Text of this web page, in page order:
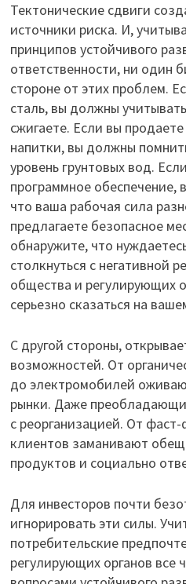
Тектонические сдвиги
источники риска. И,
принципов устойчивого
ответственности, ни один
стороне от этих проблем.
сталь, вы должны
сжигаете. Если вы
напитки, вы должны
уровень грунтовых вод.
программное обеспечение,
что ваша рабочая сила
предлагаете безопасное
обнаружите, что
столкнуться с негативной
общества и регулирующих
серьезно сказаться на
С другой стороны,
возможностей. От
до электромобилей
рынки. Даже
с реорганизацией. От
клиентов заманивают
продуктов и социально
Для инвесторов почти
игнорировать эти силы.
потребительские
регулирующих органов все